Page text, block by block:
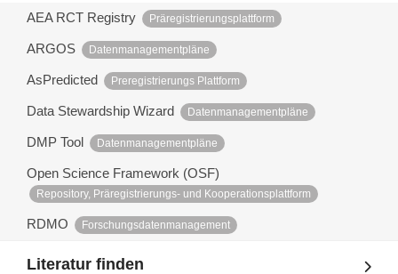
AEA RCT Registry Präregistrierungsplattform
ARGOS Datenmanagementpläne
AsPredicted Preregistrierungs Plattform
Data Stewardship Wizard Datenmanagementpläne
DMP Tool Datenmanagementpläne
Open Science Framework (OSF)
Repository, Präregistrierungs- und Kooperationsplattform
RDMO Forschungsdatenmanagement
Literatur finden